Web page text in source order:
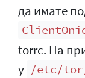
да имате
torrc. На
у /etc/